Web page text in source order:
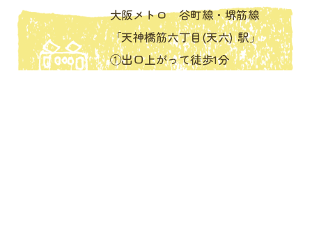
大阪メトロ 谷町線・堺筋線
「天神橋筋六丁目(天六) 駅」
①出口上がって徒歩1分